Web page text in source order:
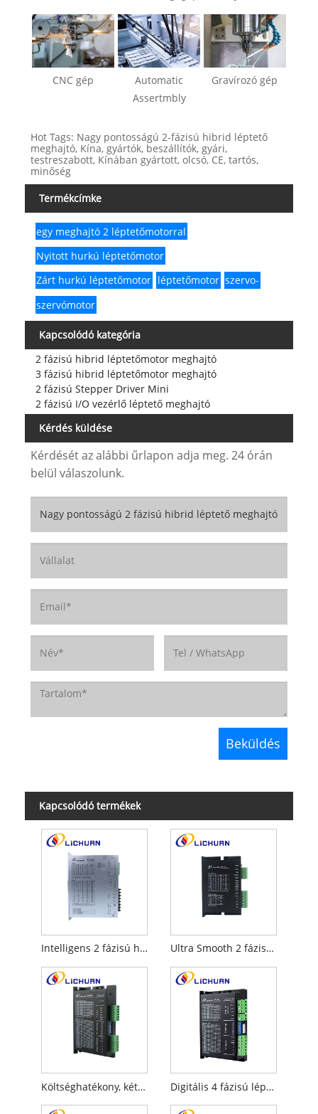
CNC gép
Automatic
Assertmbly
Gravírozó gép
Hot Tags: Nagy pontosságú 2-fázisú hibrid léptető
meghajtó, Kína, gyártók, beszállítók, gyári,
testreszabott, Kínában gyártott, olcsó, CE, tartós,
minőség
Termékcímke
egy meghajtó 2 léptetőmotorral
Nyitott hurkú léptetőmotor
Zárt hurkú léptetőmotor léptetőmotor szervo-
szervómotor
Kapcsolódó kategória
2 fázisú hibrid léptetőmotor meghajtó
3 fázisú hibrid léptetőmotor meghajtó
2 fázisú Stepper Driver Mini
2 fázisú I/O vezérlő léptető meghajtó
Kérdés küldése
Kérdését az alábbi űrlapon adja meg. 24 órán
belül válaszolunk.
Kapcsolódó termékek
Intelligens 2 fázisú hibrid motor meghajtó Ultra Smooth 2 fázisú hibrid léptetőmotor meghajtó
Költséghatékony, kétfázisú léptetőmotoros lépcsős meghajtó Digitális 4 fázisú léptetőmotor léptetőmotorokhoz